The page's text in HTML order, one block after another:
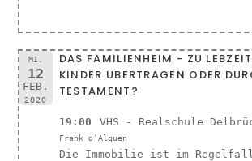
MI.
12
FEB.
2020
DAS FAMILIENHEIM - ZU
KINDER ÜBERTRAGEN ODER
TESTAMENT?
19:00 VHS - Realschule
Frank d’Alquen
Die Immobilie ist im